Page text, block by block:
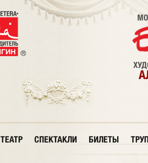
ТЕАТР СПЕКТАКЛИ БИЛЕТЫ